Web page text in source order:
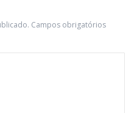
Campos obrigatórios